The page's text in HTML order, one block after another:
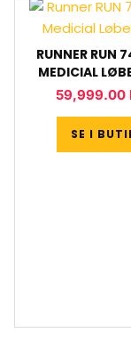
RUNNER RUN
MEDICIAL
59,999.00
SE I